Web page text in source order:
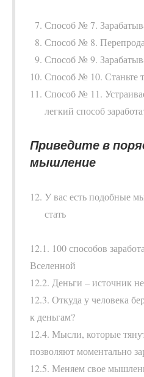
Способ № 7.
Способ № 8.
Способ № 9.
Способ № 10. Станьте
Способ № 11.
легкий способ
Приведите в
мышление
У вас есть подобные
стать
12.1. 100 способов
Вселенной
12.2. Деньги – источник
12.3. Откуда у человека
к деньгам?
12.4. Мысли, которые
позволяют моментально
12.5. Меняем свое